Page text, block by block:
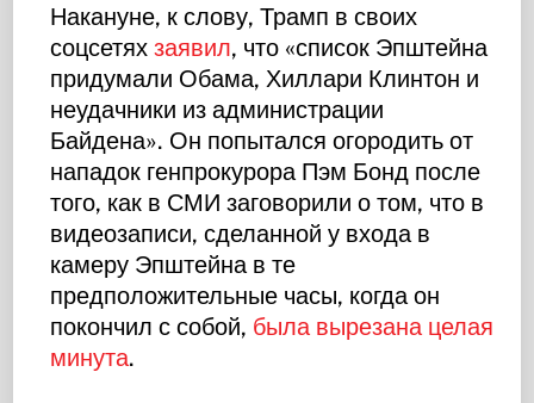
Накануне, к слову, Трамп в своих
соцсетяхзаявил, что «список Эпштейна
придумали Обама, Хиллари Клинтон и
неудачники из администрации
Байдена». Он попытался огородить от
нападок генпрокурора Пэм Бонд после
того, как в СМИ заговорили о том, что в
видеозаписи, сделанной у входа в
камеру Эпштейна в те
предположительные часы, когда он
покончил с собой, была вырезана целая
минута.